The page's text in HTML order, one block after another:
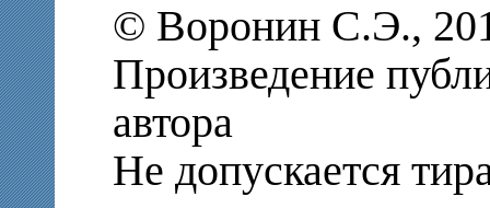
© Воронин С.Э.,
Произведение
автора
Не допускается